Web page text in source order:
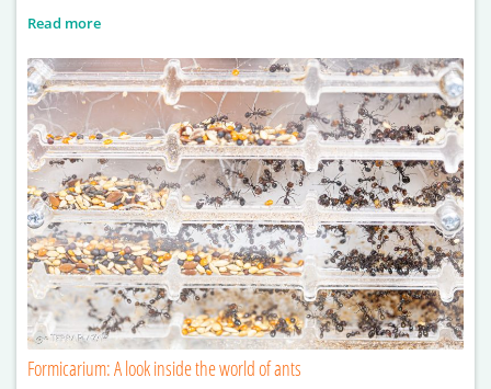
Read more
Formicarium: A look inside the world of ants